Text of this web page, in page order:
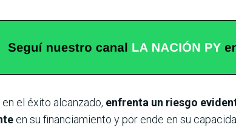
el éxito alcanzado, enfrenta un riesgo
en su financiamiento y por ende en su